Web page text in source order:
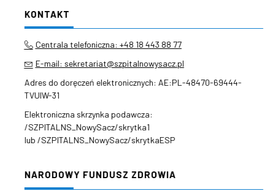
KONTAKT
Centrala telefoniczna: +48 18 443 88 77
E-mail: sekretariat@szpitalnowysacz.pl
Adres do doręczeń elektronicznych: AE:PL-48470-69444-
TVUIW-31
Elektroniczna skrzynka podawcza:
/SZPITALNS_NowySacz/skrytka1
lub /SZPITALNS_NowySacz/skrytkaESP
NARODOWY FUNDUSZ ZDROWIA